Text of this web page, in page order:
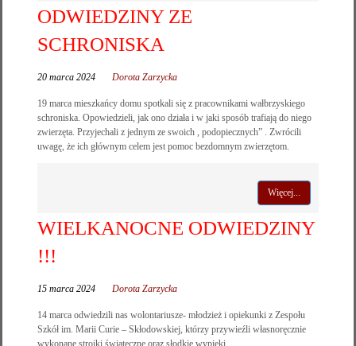
ODWIEDZINY ZE
SCHRONISKA
20 marca 2024 Dorota Zarzycka
19 marca mieszkańcy domu spotkali się z pracownikami wałbrzyskiego
schroniska. Opowiedzieli, jak ono działa i w jaki sposób trafiają do niego
zwierzęta. Przyjechali z jednym ze swoich , podopiecznych” . Zwrócili
uwagę, że ich głównym celem jest pomoc bezdomnym zwierzętom.
Więcej...
WIELKANOCNE ODWIEDZINY
!!!
15 marca 2024 Dorota Zarzycka
14 marca odwiedzili nas wolontariusze- młodzież i opiekunki z Zespołu
Szkół im. Marii Curie – Skłodowskiej, którzy przywieźli własnoręcznie
wykonane stroiki świąteczne oraz słodkie wypieki.